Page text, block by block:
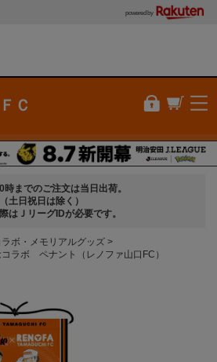
powered by
Ｃ
時までのご注文は当日出荷。
（土日祝日は除く）
はＪリーグIDが必要です。
ラボ・メモリアルグッズ
ラボ ペナント（レノファ山口FC）